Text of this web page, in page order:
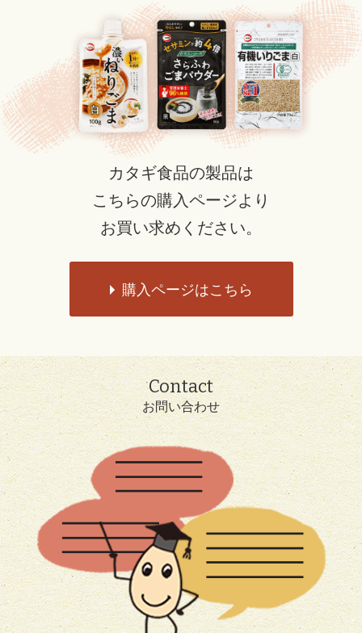
カタギ食品の製品は
こちらの購入ページより
お買い求めください。
購入ページはこちら
Contact
お問い合わせ